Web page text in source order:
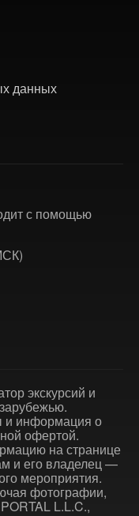
данных
с помощью
экскурсий и
и информация о
офертой.
на странице
и его владелец —
мероприятия.
фотографии,
L.L.C.,